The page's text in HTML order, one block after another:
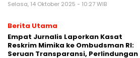
Selasa, 14 Oktober 2025 - 10:27 WIB
Berita Utama
Empat Jurnalis Laporkan Kasat
Reskrim Mimika ke Ombudsman RI:
Seruan Transparansi, Perlindungan